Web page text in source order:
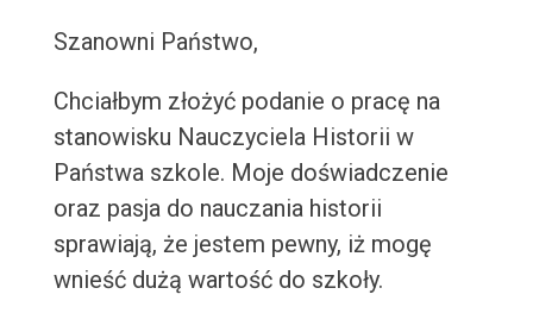
Szanowni Państwo,
Chciałbym złożyć podanie o pracę na
stanowisku Nauczyciela Historii w
Państwa szkole. Moje doświadczenie
oraz pasja do nauczania historii
sprawiają, że jestem pewny, iż mogę
wnieść dużą wartość do szkoły.